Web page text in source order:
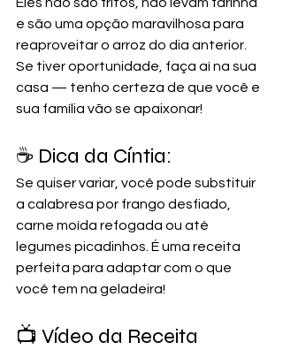
e são uma opção maravilhosa para
reaproveitar o arroz do dia anterior.
Se tiver oportunidade, faça aí na sua
casa — tenho certeza de que você e
sua família vão se apaixonar!
☕ Dica da Cíntia:
Se quiser variar, você pode substituir
a calabresa por frango desfiado,
carne moída refogada ou até
legumes picadinhos. É uma receita
perfeita para adaptar com o que
você tem na geladeira!
📺 Vídeo da Receita